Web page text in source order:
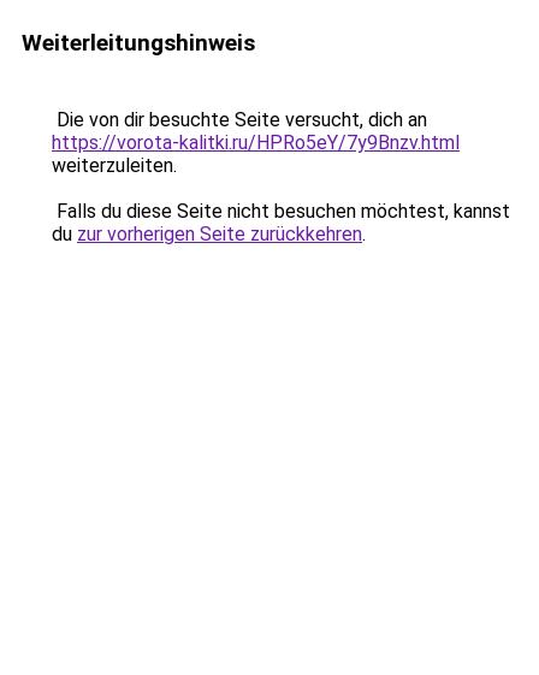
Weiterleitungshinweis
Die von dir besuchte Seite versucht, dich an
https://vorota-kalitki.ru/HPRo5eY/7y9Bnzv.html
weiterzuleiten.
Falls du diese Seite nicht besuchen möchtest, kannst
du zur vorherigen Seite zurückkehren.